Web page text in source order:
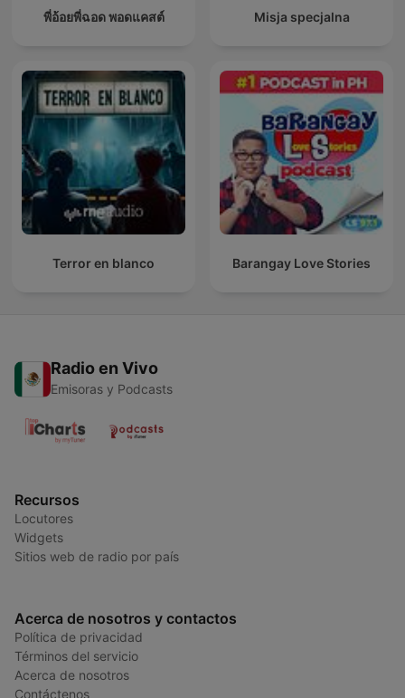
พี่อ้อยพี่ฉอด พอดแคสต์ Misja specjalna
Terror en blanco Barangay Love Stories
Radio en Vivo
Emisoras y Podcasts
Recursos
Locutores
Widgets
Sitios web de radio por país
Acerca de nosotros y contactos
Política de privacidad
Términos del servicio
Acerca de nosotros
Contáctenos